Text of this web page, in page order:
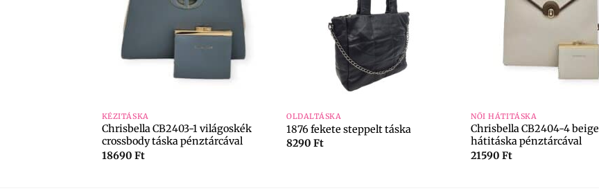
KÉZITÁSKA
Chrisbella CB2403-1 világoskék
crossbody táska pénztárcával
18690 Ft
OLDALTÁSKA
1876 fekete steppelt táska
8290Ft
NŐI HÁTITÁSKA
Chrisbella CB2404-4 beige
hátitáska pénztárcával
21590Ft